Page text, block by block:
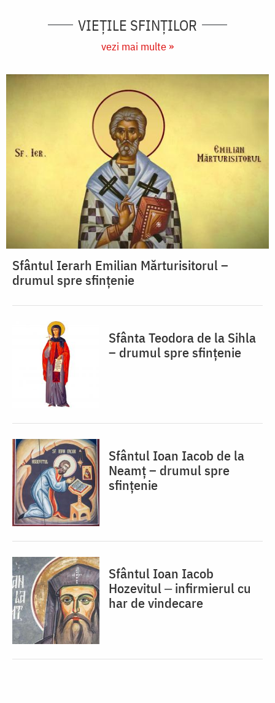
VIEŢILE SFINŢILOR
vezi mai multe »
Sfântul Ierarh Emilian Mărturisitorul –
drumul spre sfințenie
Sfânta Teodora de la Sihla
– drumul spre sfințenie
Sfântul Ioan Iacob de la
Neamț – drumul spre
sfințenie
Sfântul Ioan Iacob
Hozevitul ‒ infirmierul cu
har de vindecare